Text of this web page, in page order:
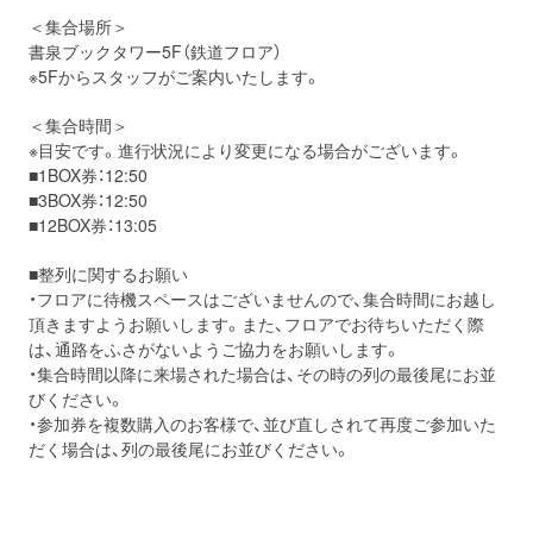
＜集合場所＞
書泉ブックタワー5F（鉄道フロア）
※5Fからスタッフがご案内いたします。
＜集合時間＞
※目安です。進行状況により変更になる場合がございます。
■1BOX券：12:50
■3BOX券：12:50
■12BOX券：13:05
■整列に関するお願い
・フロアに待機スペースはございませんので、集合時間にお越し
頂きますようお願いします。また、フロアでお待ちいただく際
は、通路をふさがないようご協力をお願いします。
・集合時間以降に来場された場合は、その時の列の最後尾にお並
びください。
・参加券を複数購入のお客様で、並び直しされて再度ご参加いた
だく場合は、列の最後尾にお並びください。